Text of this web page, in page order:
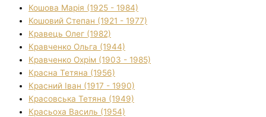
Кошова Марія (1925 - 1984)
Кошовий Степан (1921 - 1977)
Кравець Олег (1982)
Кравченко Ольга (1944)
Кравченко Охрім (1903 - 1985)
Красна Тетяна (1956)
Красний Іван (1917 - 1990)
Красовська Тетяна (1949)
Красьоха Василь (1954)